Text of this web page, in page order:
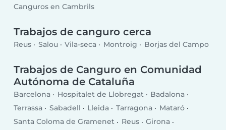
Canguros en Cambrils
Trabajos de canguro cerca
Reus Salou Vila-seca Montroig Borjas del Campo
Trabajos de Canguro en Comunidad
Autónoma de Cataluña
Barcelona Hospitalet de Llobregat
Badalona
Terrassa
Sabadell Lleida Tarragona
Mataró
Santa Coloma de Gramenet
Reus
Girona